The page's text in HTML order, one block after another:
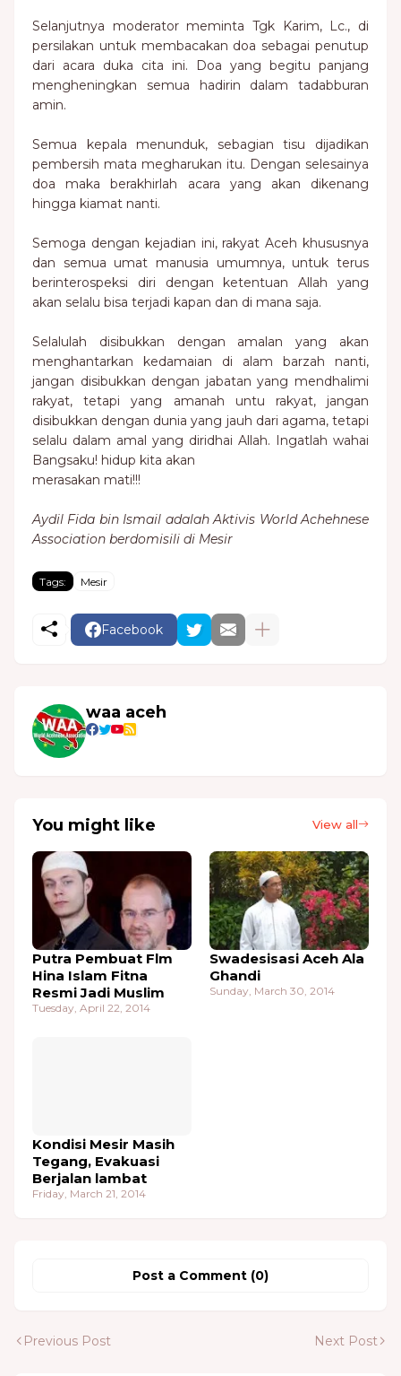
Selanjutnya moderator meminta Tgk Karim, Lc., di
persilakan untuk membacakan doa sebagai penutup
dari acara duka cita ini. Doa yang begitu panjang
mengheningkan semua hadirin dalam tadabburan
amin.
Semua kepala menunduk, sebagian tisu dijadikan
pembersih mata megharukan itu. Dengan selesainya
doa maka berakhirlah acara yang akan dikenang
hingga kiamat nanti.
Semoga dengan kejadian ini, rakyat Aceh khususnya
dan semua umat manusia umumnya, untuk terus
berinterospeksi diri dengan ketentuan Allah yang
akan selalu bisa terjadi kapan dan di mana saja.
Selalulah disibukkan dengan amalan yang akan
menghantarkan kedamaian di alam barzah nanti,
jangan disibukkan dengan jabatan yang mendhalimi
rakyat, tetapi yang amanah untu rakyat, jangan
disibukkan dengan dunia yang jauh dari agama, tetapi
selalu dalam amal yang diridhai Allah. Ingatlah wahai
Bangsaku! hidup kita akan
merasakan mati!!!
Aydil Fida bin Ismail adalah Aktivis World Achehnese
Association berdomisili di Mesir
Tags: Mesir
Facebook
waa aceh
You might like View all
Putra Pembuat Flm
Hina Islam Fitna
Resmi Jadi Muslim
Tuesday, April 22, 2014
Swadesisasi Aceh Ala
Ghandi
Sunday, March 30, 2014
Kondisi Mesir Masih
Tegang, Evakuasi
Berjalan lambat
Friday, March 21, 2014
Post a Comment (0)
Previous Post Next Post